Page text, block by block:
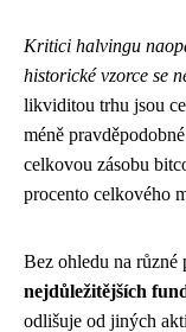
Kritici halvingu
historické vzorce se
likviditou trhu jsou
méně
celkovou zásobu
procento celkového
Bez ohledu na různé
nejdůležitějších
odlišuje od jiných